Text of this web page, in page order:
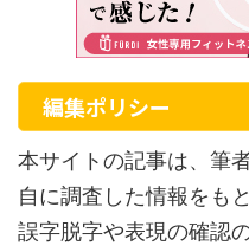
編集ポリシー
本サイトの記事は、筆
自に調査した情報をも
誤字脱字や表現の確認